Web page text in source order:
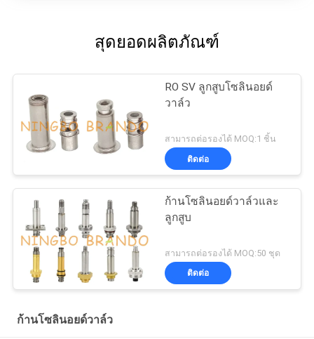
สุดยอดผลิตภัณฑ์
RO SV ลูกสูบโซลินอยด์
วาล์ว
สามารถต่อรองได้ MOQ:1 ชิ้น
ติดต่อ
ก้านโซลินอยด์วาล์วและ
ลูกสูบ
สามารถต่อรองได้ MOQ:50 ชุด
ติดต่อ
ก้านโซลินอยด์วาล์ว